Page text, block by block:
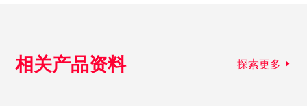
相关产品资料 探索更多